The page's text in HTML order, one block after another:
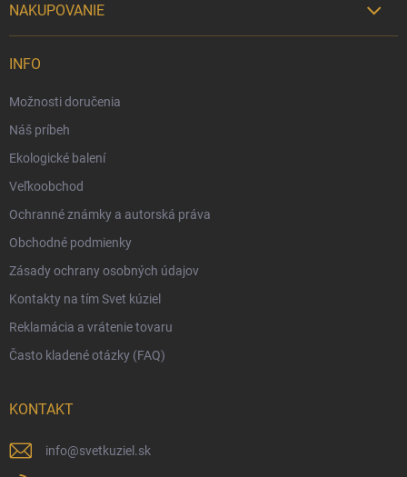
NAKUPOVANIE 
Darčekový radca 🎁
Moja objednávka
Reklamácia a vrátenie tovaru
Vernostný program
Veľkoobchod
Ekologické balenie objednávok
Obchodné podmienky
Zásady ochrany osobných údajov
INFO
Možnosti doručenia
Náš príbeh
Ekologické balení
Veľkoobchod
Ochranné známky a autorská práva
Obchodné podmienky
Zásady ochrany osobných údajov
Kontakty na tím Svet kúziel
Reklamácia a vrátenie tovaru
Často kladené otázky (FAQ)
KONTAKT
info@svetkuziel.sk